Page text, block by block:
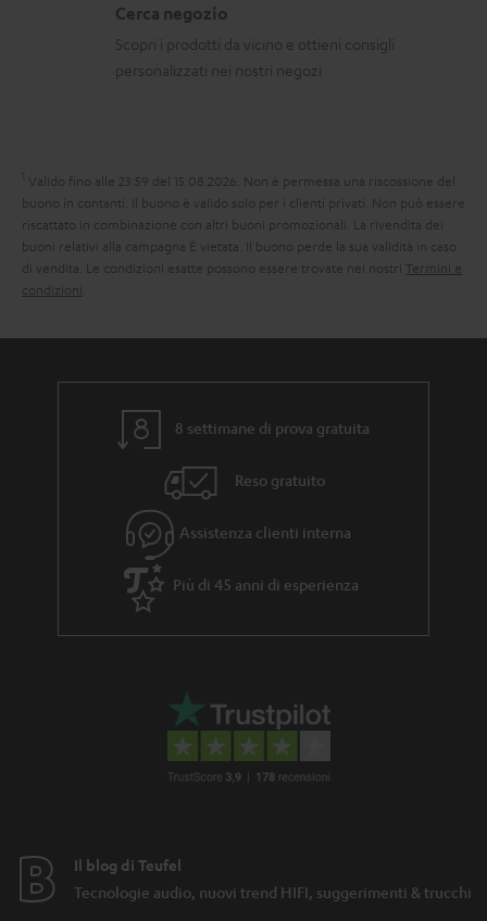
s
p
z
i
o
n
i
a
n
z
i
Cerca negozio
Scopri i prodotti da vicino e ottieni consigli
personalizzati nei nostri negozi
1 Valido fino alle 23:59 del 15.08.2026. Non è permessa una riscossione del
buono in contanti. Il buono è valido solo per i clienti privati. Non può essere
riscattato in combinazione con altri buoni promozionali. La rivendita dei
buoni relativi alla campagna È vietata. Il buono perde la sua validità in caso
di vendita. Le condizioni esatte possono essere trovate nei nostri Termini e
condizioni
8 settimane di prova gratuita
Reso gratuito
Assistenza clienti interna
Più di 45 anni di esperienza
Il blog di Teufel
Tecnologie audio, nuovi trend HIFI, suggerimenti & trucchi